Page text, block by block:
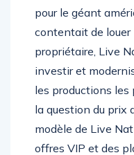
Cette acquisition
pour le géant
contentait de louer
propriétaire, Live
investir et
les productions les
la question du prix
modèle de Live